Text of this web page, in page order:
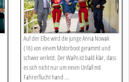
Auf der Elbe wird die junge Anna Nowak
(16) von einem Motorboot gerammt und
schwer verletzt. Der WaPo ist bald klar, dass
es sich nicht nur um einen Unfall mit
Fahrerflucht hand ...